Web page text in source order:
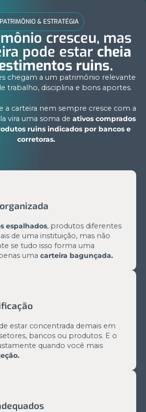
PATRIMÔNIO & ESTRATÉGIA
cresceu, mas
pode estar cheia
ruins.
chegam a um patrimônio relevante
trabalho, disciplina e bons aportes.
a carteira nem sempre cresce com a
vira uma soma de ativos comprados
ruins indicados por bancos e
corretoras.
espalhados, produtos diferentes
de uma instituição, mas não
se tudo isso forma uma
uma carteira bagunçada.
estar concentrada demais em
bancos ou produtos. E o
quando você mais